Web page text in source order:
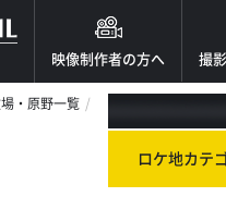
映像制作者の方へ 撮
・原野一覧
ロケ地カテ